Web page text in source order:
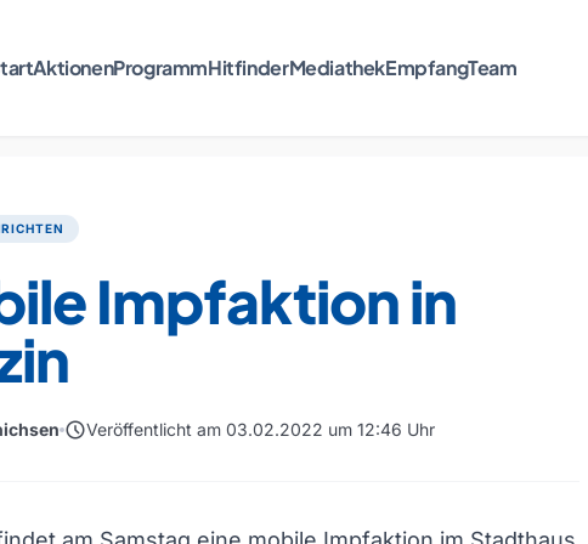
AktionenProgrammHitfinderMediathekEmpfangTeam
Impfaktion in
scheduleVeröffentlicht am 03.02.2022 um 12:46 Uhr